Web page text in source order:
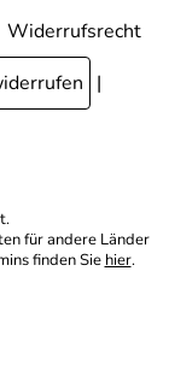
Widerrufsrecht
für andere Länder
finden Sie hier.